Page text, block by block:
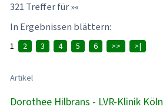
321 Treffer für »«
In Ergebnissen blättern:
1 2 3 4 5 6 >> >|
Artikel
Dorothee Hilbrans - LVR-Klinik Köln